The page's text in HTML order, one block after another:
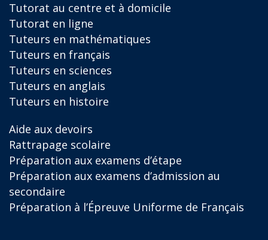
Tutorat au centre et à domicile
Tutorat en ligne
Tuteurs en mathématiques
Tuteurs en français
Tuteurs en sciences
Tuteurs en anglais
Tuteurs en histoire
Aide aux devoirs
Rattrapage scolaire
Préparation aux examens d’étape
Préparation aux examens d’admission au
secondaire
Préparation à l’Épreuve Uniforme de Français